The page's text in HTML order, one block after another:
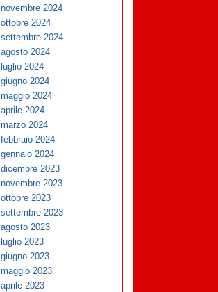
novembre 2024
ottobre 2024
settembre 2024
agosto 2024
luglio 2024
giugno 2024
maggio 2024
aprile 2024
marzo 2024
febbraio 2024
gennaio 2024
dicembre 2023
novembre 2023
ottobre 2023
settembre 2023
agosto 2023
luglio 2023
giugno 2023
maggio 2023
aprile 2023